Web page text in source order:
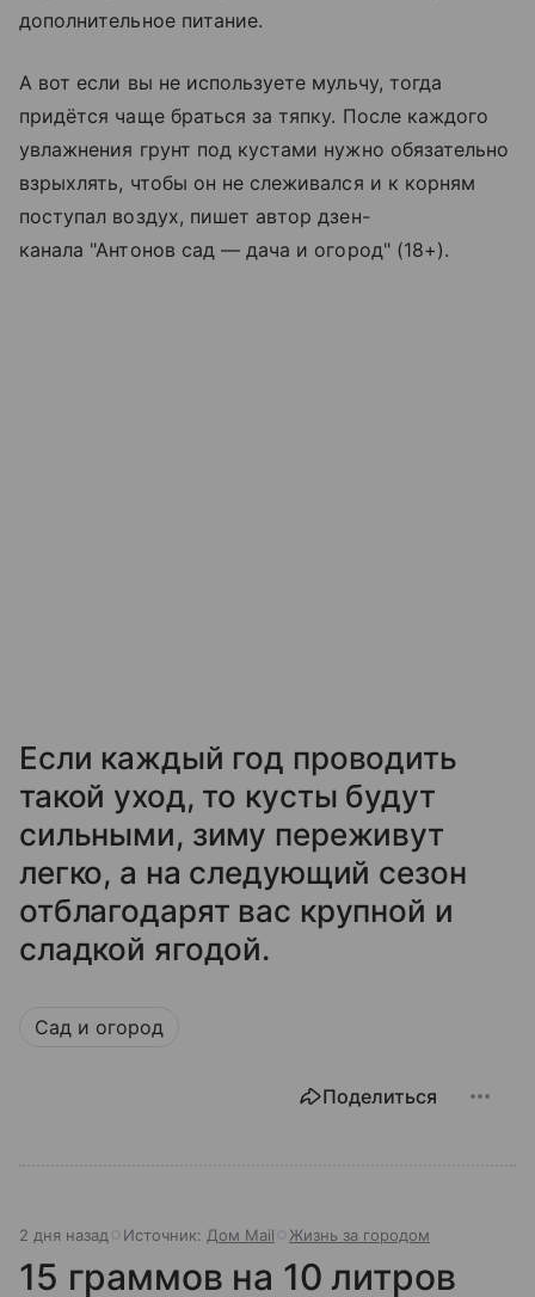
дополнительное питание.
А вот если вы не используете мульчу, тогда
придётся чаще браться за тяпку. После каждого
увлажнения грунт под кустами нужно обязательно
взрыхлять, чтобы он не слеживался и к корням
поступал воздух, пишет автор дзен-
канала "Антонов сад — дача и огород" (18+).
Если каждый год проводить
такой уход, то кусты будут
сильными, зиму переживут
легко, а на следующий сезон
отблагодарят вас крупной и
сладкой ягодой.
Сад и огород
Поделиться
2 дня назад Источник: Дом Mail Жизнь за городом
15 граммов на 10 литров